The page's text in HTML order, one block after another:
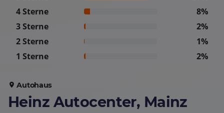
4 Sterne
8%
3 Sterne
2%
2 Sterne
1%
1 Sterne
2%
Autohaus
Heinz Autocenter, Mainz